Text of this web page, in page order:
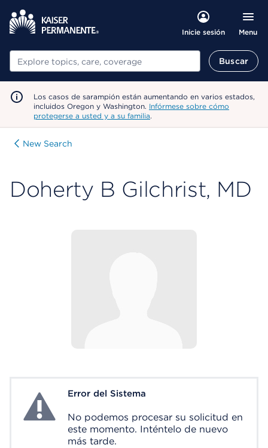
Inicie sesión Menu
Buscar Buscar
Los casos de sarampión están aumentando en varios estados,
incluidos Oregon y Washington. Infórmese sobre cómo
protegerse a usted y a su familia.
New Search
Doherty B Gilchrist, MD
System ErrorError del Sistema
No podemos procesar su solicitud en
este momento. Inténtelo de nuevo
más tarde.